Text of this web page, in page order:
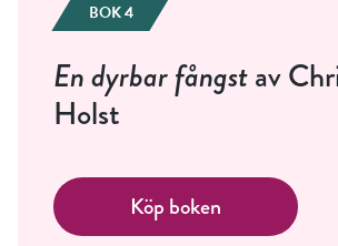
BOK 4
En dyrbar fångstav
Holst
Köp boken